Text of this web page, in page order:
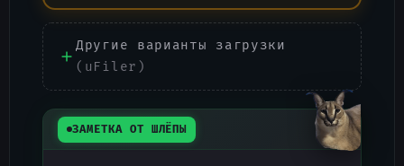
Другие варианты загрузки
(uFiler)
ЗАМЕТКА ОТ ШЛЁПЫ